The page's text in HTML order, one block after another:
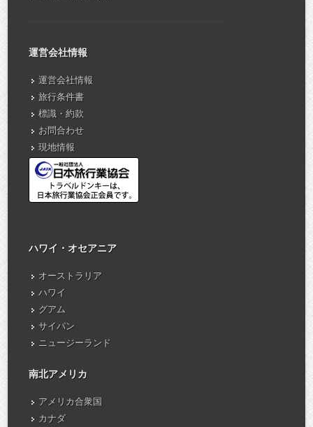
運営会社情報
運営会社情報
旅行条件書
標識・約款
お問合わせ
現地情報
ハワイ・オセアニア
オーストラリア
ハワイ
グアム
サイパン
ニュージーランド
南北アメリカ
アメリカ合衆国
カナダ